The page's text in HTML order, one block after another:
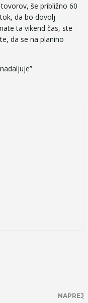
še približno 60
da bo dovolj
ta vikend čas, ste
da se na planino
NAPREJ